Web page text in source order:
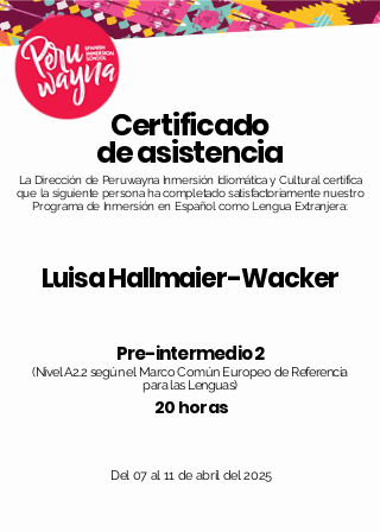
Certificado
de asistencia
La Dirección de Peruwayna Inmersión Idiomática y Cultural certifica
que la siguiente persona ha completado satisfactoriamente nuestro
Programa de Inmersión en Español como Lengua Extranjera:
Luisa Hallmaier-Wacker
Pre-intermedio 2
(Nivel A2.2 según el Marco Común Europeo de Referencia
para las Lenguas)
20 horas
Del 07 al 11 de abril del 2025